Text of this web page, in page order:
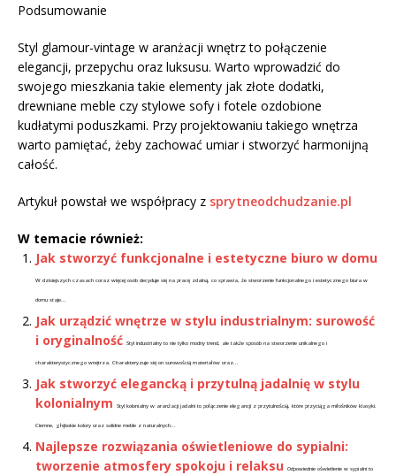
Podsumowanie
Styl glamour-vintage w aranżacji wnętrz to połączenie
elegancji, przepychu oraz luksusu. Warto wprowadzić do
swojego mieszkania takie elementy jak złote dodatki,
drewniane meble czy stylowe sofy i fotele ozdobione
kudłatymi poduszkami. Przy projektowaniu takiego wnętrza
warto pamiętać, żeby zachować umiar i stworzyć harmonijną
całość.
Artykuł powstał we współpracy z sprytneodchudzanie.pl
W temacie również:
Jak stworzyć funkcjonalne i estetyczne biuro w domu
W dzisiejszych czasach coraz więcej osób decyduje się na pracę zdalną, co sprawia, że stworzenie funkcjonalnego i estetycznego biura w
domu staje...
Jak urządzić wnętrze w stylu industrialnym: surowość
i oryginalność Styl industrialny to nie tylko modny trend, ale także sposób na stworzenie unikalnego i
charakterystycznego wnętrza. Charakteryzuje się on surowością materiałów oraz...
Jak stworzyć elegancką i przytulną jadalnię w stylu
kolonialnym
Styl kolonialny w aranżacji jadalni to połączenie elegancji z przytulnością, które przyciąga miłośników klasyki.
Ciemne, głębokie kolory oraz solidne meble z naturalnych...
Najlepsze rozwiązania oświetleniowe do sypialni:
tworzenie atmosfery spokoju i relaksu
Odpowiednie oświetlenie w sypialni to